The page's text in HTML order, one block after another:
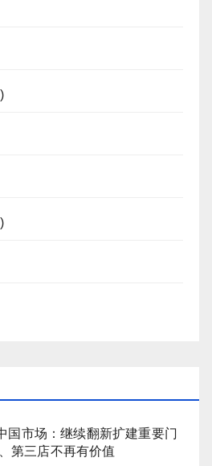
国市场：继续翻新扩建重要门
第三店不再有价值